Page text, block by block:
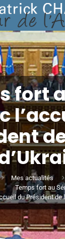
fort
Mes actualités
Temps fort au
du Président de